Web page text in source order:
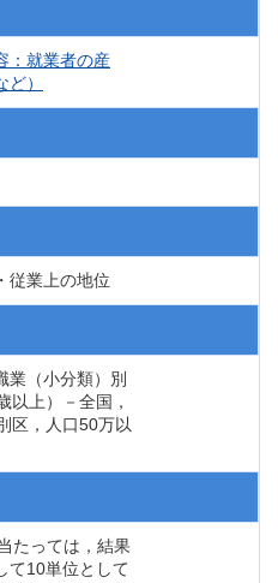
：就業者の産
）
従業上の地位
業（小分類）別
以上）－全国，
区，人口50万以
たっては，結果
て10単位として